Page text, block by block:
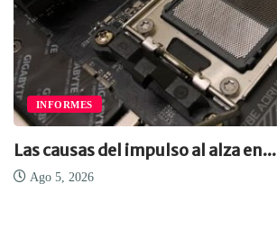
INFORMES
Las causas del impulso al alza en...
Ago 5, 2026